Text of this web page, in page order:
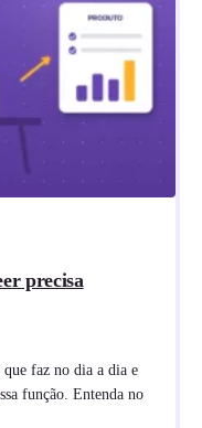
precisa
faz no dia a dia e
função. Entenda no